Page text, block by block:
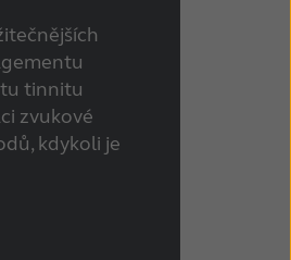
tinnitu
zvukové
kdykoli je